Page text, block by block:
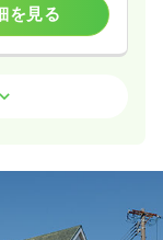
を見る